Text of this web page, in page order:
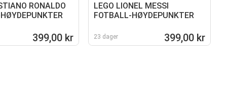
RONALDO
399,00 kr
LEGO LIONEL MESSI
FOTBALL-HØYDEPUNKTER
23 dager 399,00 kr